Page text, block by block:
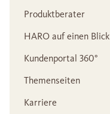
Produktberater
HARO auf einen Blick
Kundenportal 360°
Themenseiten
Karriere